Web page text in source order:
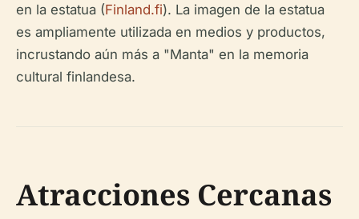
en la estatua (Finland.fi). La imagen de la estatua
es ampliamente utilizada en medios y productos,
incrustando aún más a "Manta" en la memoria
cultural finlandesa.
Atracciones Cercanas